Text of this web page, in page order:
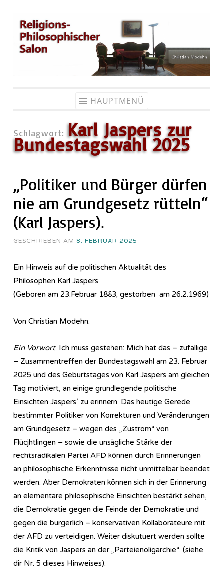
Zum
Inhalt
springen
HAUPTMENÜ
Schlagwort: Karl Jaspers zur
Bundestagswahl 2025
„Politiker und Bürger dürfen
nie am Grundgesetz rütteln“
(Karl Jaspers).
GESCHRIEBEN AM 8. FEBRUAR 2025
Ein Hinweis auf die politischen Aktualität des
Philosophen Karl Jaspers
(Geboren am 23.Februar 1883; gestorben am 26.2.1969)
Von Christian Modehn.
Ein Vorwort. Ich muss gestehen: Mich hat das – zufällige
– Zusammentreffen der Bundestagswahl am 23. Februar
2025 und des Geburtstages von Karl Jaspers am gleichen
Tag motiviert, an einige grundlegende politische
Einsichten Jaspers` zu erinnern. Das heutige Gerede
bestimmter Politiker von Korrekturen und Veränderungen
am Grundgesetz – wegen des „Zustrom“ von
Flücjhtlingen – sowie die unsägliche Stärke der
rechtsradikalen Partei AFD können durch Erinnerungen
an philosophische Erkenntnisse nicht unmittelbar beendet
werden. Aber Demokraten können sich in der Erinnerung
an elementare philosophische Einsichten bestärkt sehen,
die Demokratie gegen die Feinde der Demokratie und
gegen die bürgerlich – konservativen Kollaborateure mit
der AFD zu verteidigen. Weiter diskutuert werden sollte
die Kritik von Jaspers an der „Parteienoligarchie“. (siehe
dir Nr. 5 dieses Hinweises).